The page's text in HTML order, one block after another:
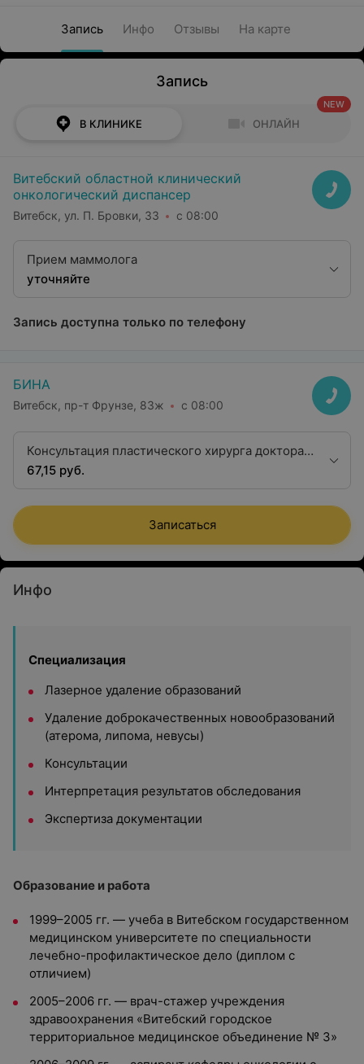
Запись Инфо Отзывы На карте
Запись
В КЛИНИКЕ ОНЛАЙН
NEW
Витебский областной клинический
онкологический диспансер
Витебск, ул. П. Бровки, 33 с 08:00
Прием маммолога
уточняйте
Запись доступна только по телефону
БИНА
Витебск, пр-т Фрунзе, 83ж с 08:00
Консультация пластического хирурга доктора
медицинских наук
67,15 руб.
Записаться
Инфо
Специализация
Лазерное удаление образований
Удаление доброкачественных новообразований
(атерома, липома, невусы)
Консультации
Интерпретация результатов обследования
Экспертиза документации
Образование и работа
1999–2005 гг. — учеба в Витебском государственном
медицинском университете по специальности
лечебно-профилактическое дело (диплом с
отличием)
2005–2006 гг. — врач-стажер учреждения
здравоохранения «Витебский городское
территориальное медицинское объединение № 3»